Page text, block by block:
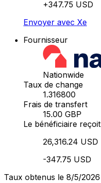
+347.75 USD
Envoyer avec Xe
Fournisseur
Nationwide
Taux de change
1.316800
Frais de transfert
15.00 GBP
Le bénéficiaire reçoit
26,316.24 USD
-347.75 USD
Taux obtenus le 8/5/2026